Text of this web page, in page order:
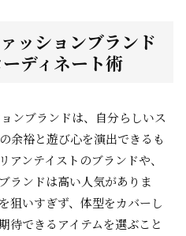
ッションブランド
ディネート術
ンブランドは、自分らしいス
余裕と遊び心を演出できるも
アンテイストのブランドや、
ランドは高い人気がありま
狙いすぎず、体型をカバーし
待できるアイテムを選ぶこと